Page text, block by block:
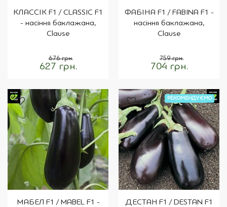
КЛАССІК F1 / CLASSIC F1
- насіння баклажана,
Clause
627 грн.
676 грн.
ФАБІНА F1 / FABINA F1 -
насіння баклажана,
Clause
704 грн.
759 грн.
МАБЕЛ F1 / MABEL F1 -
РЕКОМЕНДУЄМО
ДЕСТАН F1 / DESTAN F1